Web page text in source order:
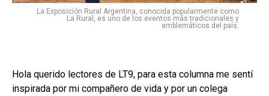
La Exposición Rural Argentina, conocida popularmente como
La Rural, es uno de los eventos más tradicionales y
emblemáticos del país.
Hola querido lectores de LT9, para esta columna me sentí
inspirada por mi compañero de vida y por un colega